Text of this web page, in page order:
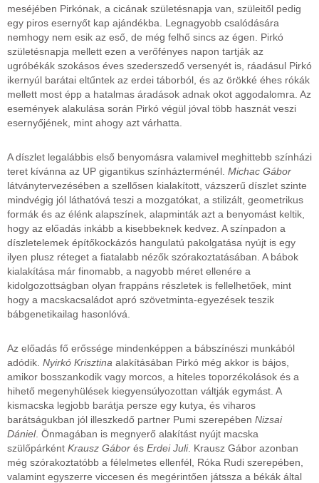
meséjében Pirkónak, a cicának születésnapja van, szüleitől pedig
egy piros esernyőt kap ajándékba. Legnagyobb csalódására
nemhogy nem esik az eső, de még felhő sincs az égen. Pirkó
születésnapja mellett ezen a verőfényes napon tartják az
ugróbékák szokásos éves szederszedő versenyét is, ráadásul Pirkó
ikernyúl barátai eltűntek az erdei táborból, és az örökké éhes rókák
mellett most épp a hatalmas áradások adnak okot aggodalomra. Az
események alakulása során Pirkó végül jóval több hasznát veszi
esernyőjének, mint ahogy azt várhatta.
A díszlet legalábbis első benyomásra valamivel meghittebb színházi
teret kívánna az UP gigantikus színházterménél. Michac Gábor
látványtervezésében a szellősen kialakított, vázszerű díszlet szinte
mindvégig jól láthatóvá teszi a mozgatókat, a stilizált, geometrikus
formák és az élénk alapszínek, alapminták azt a benyomást keltik,
hogy az előadás inkább a kisebbeknek kedvez. A színpadon a
díszletelemek építőkockázós hangulatú pakolgatása nyújt is egy
ilyen plusz réteget a fiatalabb nézők szórakoztatásában. A bábok
kialakítása már finomabb, a nagyobb méret ellenére a
kidolgozottságban olyan frappáns részletek is fellelhetőek, mint
hogy a macskacsaládot apró szövetminta-egyezések teszik
bábgenetikailag hasonlóvá.
Az előadás fő erőssége mindenképpen a bábszínészi munkából
adódik. Nyirkó Krisztina alakításában Pirkó még akkor is bájos,
amikor bosszankodik vagy morcos, a hiteles toporzékolások és a
hihető megenyhülések kiegyensúlyozottan váltják egymást. A
kismacska legjobb barátja persze egy kutya, és viharos
barátságukban jól illeszkedő partner Pumi szerepében Nizsai
Dániel. Önmagában is megnyerő alakítást nyújt macska
szülőpárként Krausz Gábor és Erdei Juli. Krausz Gábor azonban
még szórakoztatóbb a félelmetes ellenfél, Róka Rudi szerepében,
valamint egyszerre viccesen és megérintően játssza a békák által